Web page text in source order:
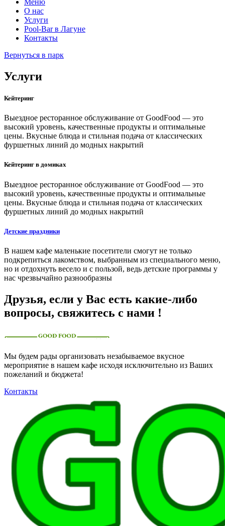
Меню
О нас
Услуги
Pool-Bar в Лагуне
Контакты
Вернуться в парк
Услуги
Кейтеринг
Выездное ресторанное обслуживание от GoodFood — это
высокий уровень, качественные продукты и оптимальные
цены. Вкусные блюда и стильная подача от классических
фуршетных линий до модных накрытий
Кейтеринг в домиках
Выездное ресторанное обслуживание от GoodFood — это
высокий уровень, качественные продукты и оптимальные
цены. Вкусные блюда и стильная подача от классических
фуршетных линий до модных накрытий
Детские праздники
В нашем кафе маленькие посетители смогут не только
подкрепиться лакомством, выбранным из специального меню,
но и отдохнуть весело и с пользой, ведь детские программы у
нас чрезвычайно разнообразны
Друзья, если у Вас есть какие-либо
вопросы, свяжитесь с нами !
Мы будем рады организовать незабываемое вкусное
мероприятие в нашем кафе исходя исключительно из Ваших
пожеланий и бюджета!
Контакты